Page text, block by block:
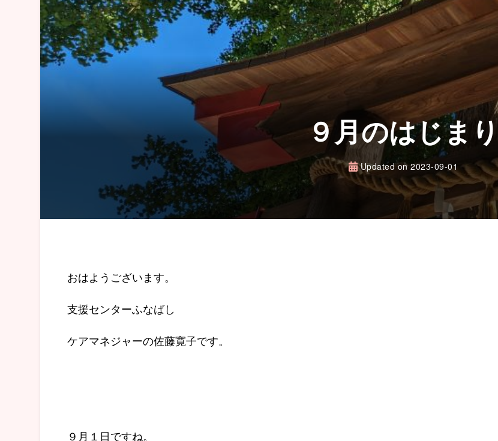
９月のはじまり
Updated on2023-09-01
おはようございます。
支援センターふなばし
ケアマネジャーの佐藤寛子です。
９月１日ですね。